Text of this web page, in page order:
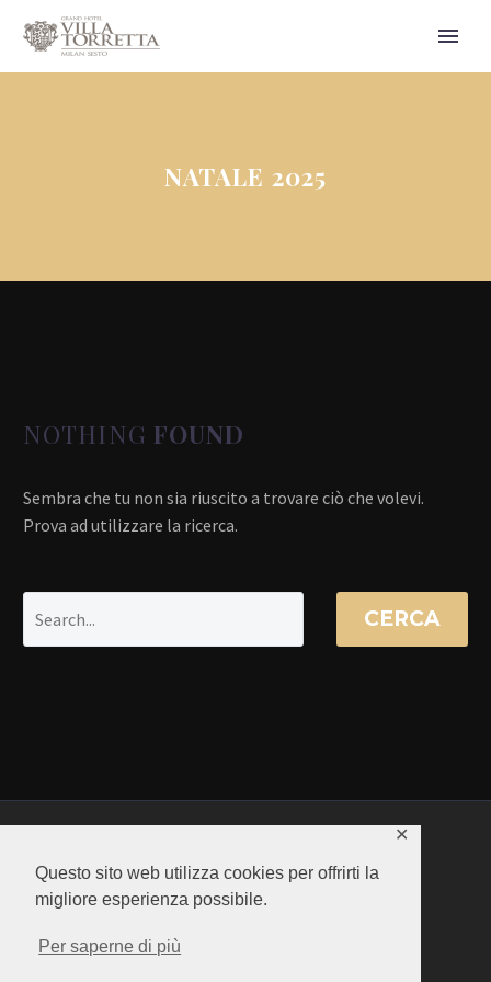
Questo sito web utilizza cookies per offrirti la
migliore esperienza possibile.
Per saperne di più
✕
NATALE 2025
NOTHING FOUND
Sembra che tu non sia riuscito a trovare ciò che volevi.
Prova ad utilizzare la ricerca.
CERCA